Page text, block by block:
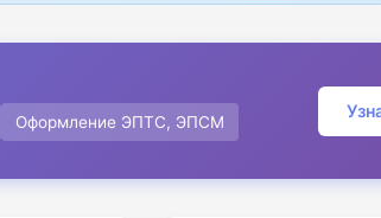
Оформление ЭПТС, ЭПСМ